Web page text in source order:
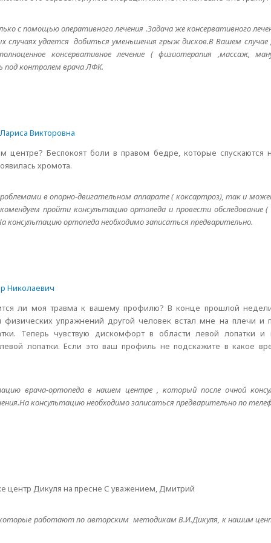
с помощью оперативного лечения .Задача же консервативного
случаях удается добиться уменьшения грыж дисков.В Вашем
консервативное лечение ( физиотерапия ,массаж,
под контролем врача ЛФК.
Викторовна
центре? Беспокоят боли в правом бедре, которые спускаются
хромота.
в опорно-двигательном аппарате ( коксартроз), так и
пройти консультацию ортопеда и провести обследование
консультацию ортопеда необходимо записаться предварительно.
Николаевич
ли моя травма к вашему профилю? В конце прошлой
упражнений другой человек встал мне на плечи и
Теперь чувствую дискомфорт в области левой лопатки и
лопатки. Если это ваш профиль не подскажите в какое
врача-ортопеда в нашем центре , который после очной
консультацию необходимо записаться предварительно по
центр Дикуля на пресне С уважением, Дмитрий
которые работают по авторским методикам В.И.Дикуля, к нашим